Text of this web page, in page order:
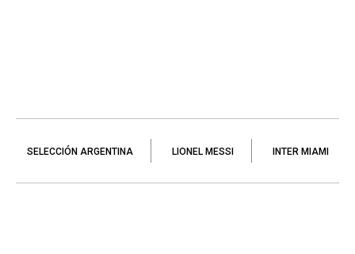
SELECCIÓN ARGENTINA LIONEL MESSI INTER MIAMI